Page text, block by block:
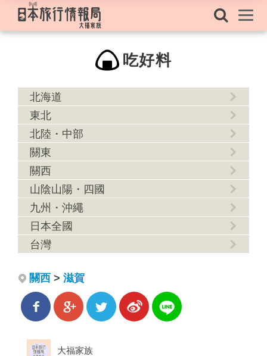
吃好料
北海道
東北
北陸・中部
關東
關西
山陰山陽・四國
九州・沖繩
日本全國
台灣
關西 > 滋賀
大福家族